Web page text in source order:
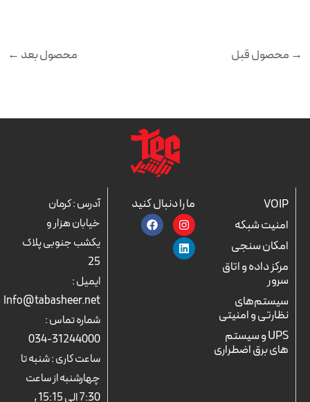
→ محصول قبل محصول بعد ←
VOIP
امنیت شبکه
امکان سنجی
مرکز داده و اتاق
سرور
سیستم‌های
نظارتی و امنیتی
UPS و سیستم
های برق اضطراری
ما را دنبال کنید
I
n
s
t
a
F
a
c
L
i
n
k
e
آدرس : کرمان
خیابان هزار و
یکشب جنوبی پلاک
25
ایمیل :
Info@tabasheer.net
شماره تماس :
31244000-034
ساعت کاری : شنبه تا
چهارشنبه از ساعت
7:30 الی 15:15 ,